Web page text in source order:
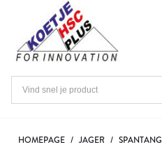
HOMEPAGE / JAGER / SPANTANG